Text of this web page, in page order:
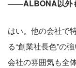
——ALBONA以外
はい。他の会社で
る“創業社長色”の
会社の雰囲気も全